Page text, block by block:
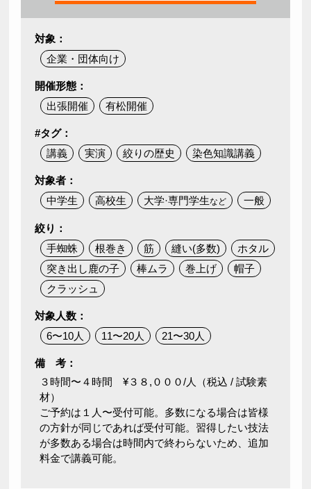
対象：
企業・団体向け
開催形態：
出張開催
有松開催
#タグ：
講義
実演 絞りの歴史 染色知識講義
対象者：
中学生
高校生 大学·専門学生など 一般
絞り：
手蜘蛛
根巻き 筋 縫い(多数)
ホタル
突き出し鹿の子
棒ムラ 巻上げ
帽子
クラッシュ
対象人数：
6〜10人
11〜20人 21〜30人
備 考：
３時間〜４時間 ¥３８,０００/人（税込 / 試験素
材）
ご予約は１人〜受付可能。多数になる場合は皆様
の方針が同じであれば受付可能。習得したい技法
が多数ある場合は時間内で終わらないため、追加
料金で講義可能。